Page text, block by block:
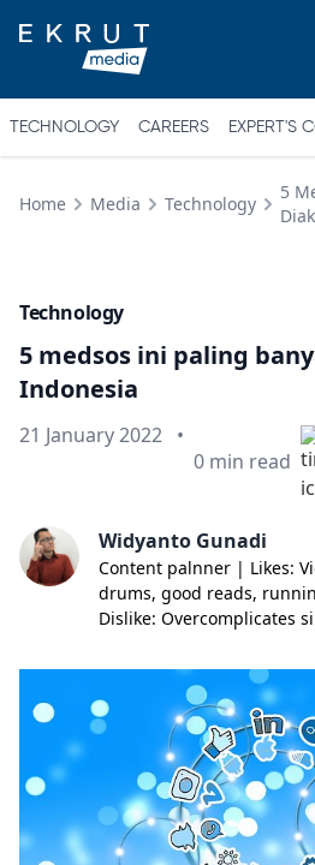
TECHNOLOGY CAREERS EXPERT'S
Home Media Technology
5
Technology
5 medsos ini paling
Indonesia
Published on
21 January 2022 •
Min read
0 min read
Widyanto Gunadi
Content palnner | Likes:
drums, good reads,
Dislike: Overcomplicates